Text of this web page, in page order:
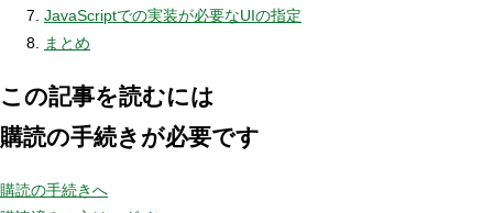
JavaScriptでの実装が必要なUIの指定
まとめ
この記事を読むには
購読の手続きが必要です
購読の手続きへ